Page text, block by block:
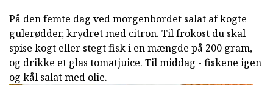
På den femte dag ved morgenbordet salat af kogte
gulerødder, krydret med citron. Til frokost du skal
spise kogt eller stegt fisk i en mængde på 200 gram,
og drikke et glas tomatjuice. Til middag - fiskene igen
og kål salat med olie.